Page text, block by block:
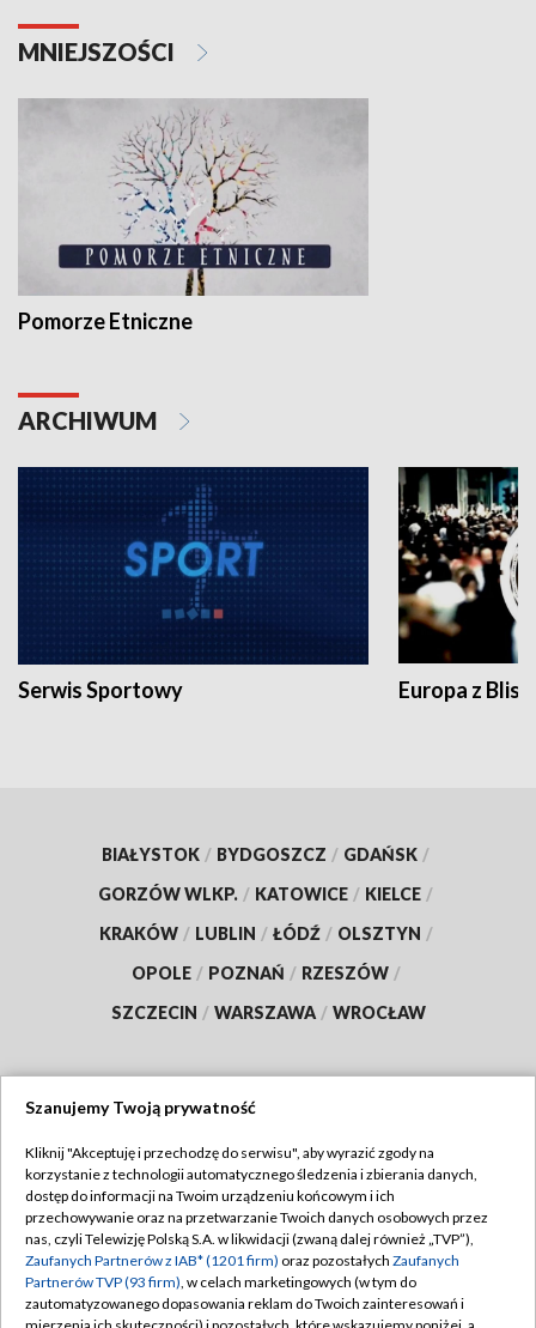
MNIEJSZOŚCI
Pomorze Etniczne
ARCHIWUM
Serwis Sportowy Europa z
BIAŁYSTOK / BYDGOSZCZ / GDAŃSK /
GORZÓW WLKP. / KATOWICE / KIELCE /
KRAKÓW / LUBLIN / ŁÓDŹ / OLSZTYN /
OPOLE / POZNAŃ / RZESZÓW /
SZCZECIN / WARSZAWA / WROCŁAW
TVP
Abonament TVP
Emisja w TVP
Centrum informacji TVP
Regulamin TVP
Polityka prywatności
Moje zgody
Szanujemy Twoją prywatność
Kliknij "Akceptuję i przechodzę do serwisu", aby wyrazić zgody na
korzystanie z technologii automatycznego śledzenia i zbierania danych,
dostęp do informacji na Twoim urządzeniu końcowym i ich
przechowywanie oraz na przetwarzanie Twoich danych osobowych przez
nas, czyli Telewizję Polską S.A. w likwidacji (zwaną dalej również „TVP”),
Zaufanych Partnerów z IAB* (1201 firm) oraz pozostałych Zaufanych
Partnerów TVP (93 firm), w celach marketingowych (w tym do
zautomatyzowanego dopasowania reklam do Twoich zainteresowań i